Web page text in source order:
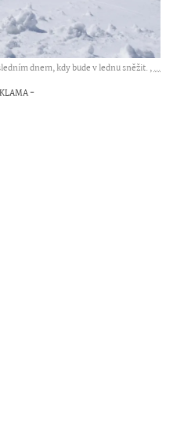
dnem, kdy bude v lednu sněžit. ,...